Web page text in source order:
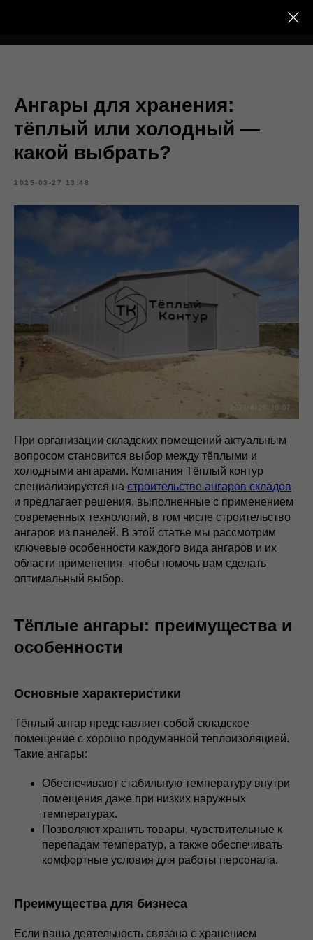
Ангары для хранения:
тёплый или холодный —
какой выбрать?
2025-03-27 13:48
При организации складских помещений актуальным
вопросом становится выбор между тёплыми и
холодными ангарами. Компания Тёплый контур
специализируется на строительстве ангаров складов
и предлагает решения, выполненные с применением
современных технологий, в том числе строительство
ангаров из панелей. В этой статье мы рассмотрим
ключевые особенности каждого вида ангаров и их
области применения, чтобы помочь вам сделать
оптимальный выбор.
Тёплые ангары: преимущества и
особенности
Основные характеристики
Тёплый ангар представляет собой складское
помещение с хорошо продуманной теплоизоляцией.
Такие ангары:
Обеспечивают стабильную температуру внутри
помещения даже при низких наружных
температурах.
Позволяют хранить товары, чувствительные к
перепадам температур, а также обеспечивать
комфортные условия для работы персонала.
Преимущества для бизнеса
Если ваша деятельность связана с хранением